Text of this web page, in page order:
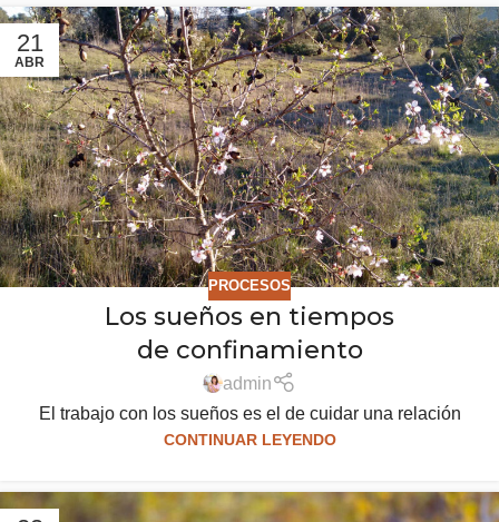
21
ABR
PROCESOS
Los sueños en tiempos
de confinamiento
admin
El trabajo con los sueños es el de cuidar una relación
CONTINUAR LEYENDO